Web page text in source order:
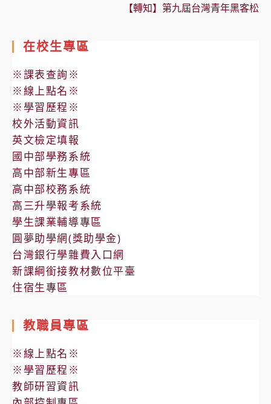
【轉知】第九屆台灣青年黑客松
在校生專區
※課表查詢※
※線上點名※
※學習歷程※
校外活動資訊
英文檢定填報
國中部學務系統
高中部新生專區
高中部校務系統
高三升學報考系統
學生課業輔導專區
圓夢助學網(獎助學金)
台灣銀行學雜費入口網
新課綱銜接教材數位平臺
住宿生專區
教職員專區
※線上點名※
※學習歷程※
教師研習資訊